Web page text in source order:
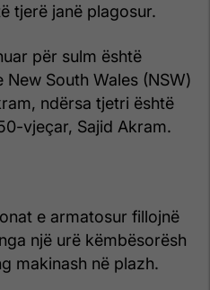
tjerë janë plagosur.
për sulm është
South Wales (NSW)
ndërsa tjetri është
vjeçar, Sajid Akram.
e armatosur fillojnë
një urë këmbësorësh
makinash në plazh.